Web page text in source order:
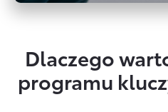
Dlaczego
programu